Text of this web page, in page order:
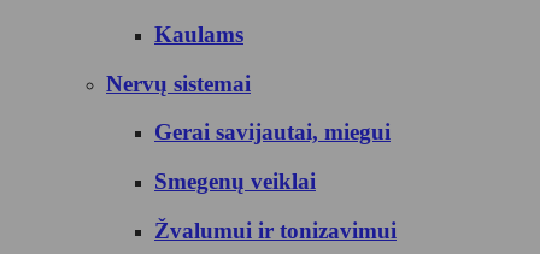
Kaulams
Nervų sistemai
Gerai savijautai, miegui
Smegenų veiklai
Žvalumui ir tonizavimui